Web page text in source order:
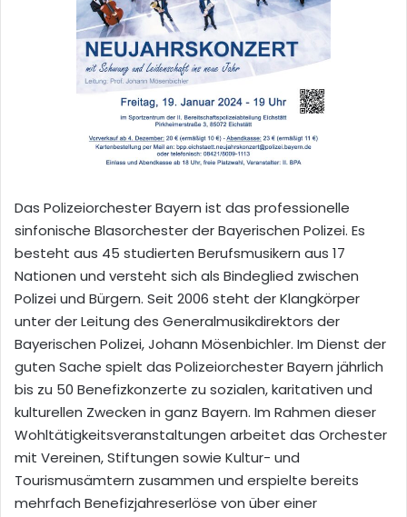
Das Polizeiorchester Bayern ist das professionelle
sinfonische Blasorchester der Bayerischen Polizei. Es
besteht aus 45 studierten Berufsmusikern aus 17
Nationen und versteht sich als Bindeglied zwischen
Polizei und Bürgern. Seit 2006 steht der Klangkörper
unter der Leitung des Generalmusikdirektors der
Bayerischen Polizei, Johann Mösenbichler. Im Dienst der
guten Sache spielt das Polizeiorchester Bayern jährlich
bis zu 50 Benefizkonzerte zu sozialen, karitativen und
kulturellen Zwecken in ganz Bayern. Im Rahmen dieser
Wohltätigkeitsveranstaltungen arbeitet das Orchester
mit Vereinen, Stiftungen sowie Kultur- und
Tourismusämtern zusammen und erspielte bereits
mehrfach Benefizjahreserlöse von über einer